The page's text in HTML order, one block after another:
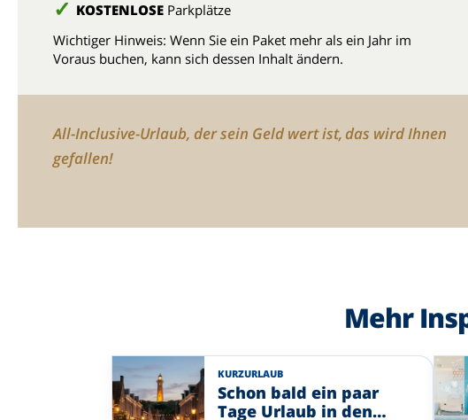
KOSTENLOSE Parkplätze
Wichtiger Hinweis: Wenn Sie ein Paket mehr als ein Jahr im
Voraus buchen, kann sich dessen Inhalt ändern.
All-Inclusive-Urlaub, der sein Geld wert ist, das wird Ihnen
gefallen!
Mehr
KURZURLAUB
Schon bald ein paar
Tage Urlaub in den